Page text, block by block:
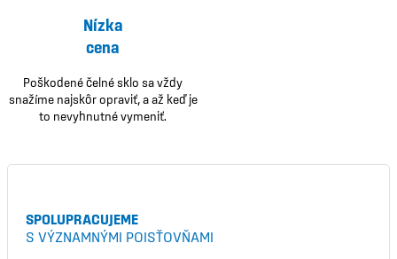
Nízka
cena
Poškodené čelné sklo sa vždy
snažíme najskôr opraviť, a až keď je
to nevyhnutné vymeniť.
SPOLUPRACUJEME
S VÝZNAMNÝMI POISŤOVŇAMI